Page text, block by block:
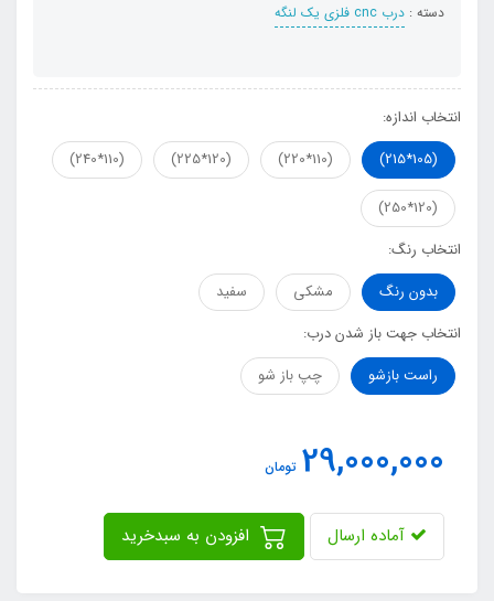
دسته : درب cnc فلزی یک لنگه
انتخاب اندازه:
(105*215)
(110*220)
(120*225)
(110*240)
(120*250)
انتخاب رنگ:
بدون رنگ
مشکی
سفید
انتخاب جهت باز شدن درب:
راست بازشو
چپ باز شو
29,000,000 تومان
آماده ارسال